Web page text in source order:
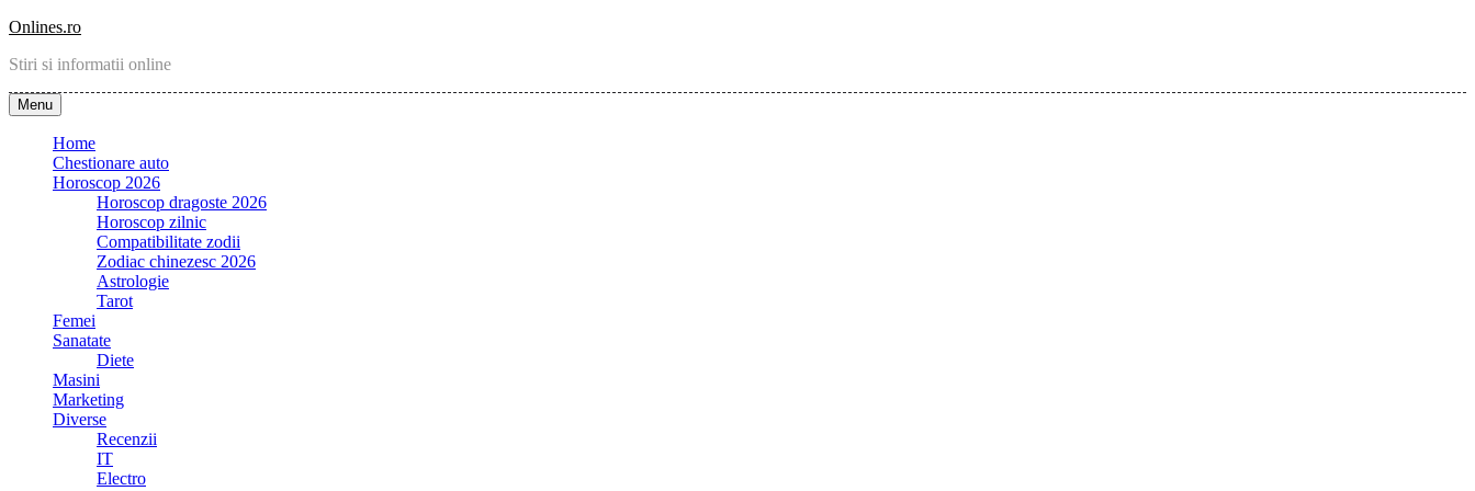
Skip
content
Onlines.ro
Stiri si informatii online
Menu
Home
Chestionare auto
Horoscop 2026
Horoscop dragoste 2026
Horoscop zilnic
Compatibilitate zodii
Zodiac chinezesc 2026
Astrologie
Tarot
Femei
Sanatate
Diete
Masini
Marketing
Diverse
Recenzii
IT
Electro